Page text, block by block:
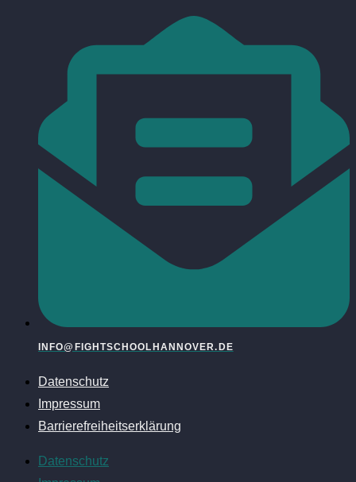
INFO@FIGHTSCHOOLHANNOVER.DE
Datenschutz
Impressum
Barrierefreiheitserklärung
Datenschutz